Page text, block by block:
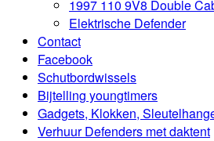
1997 110 9V8 Double
Elektrische Defender
Contact
Facebook
Schutbordwissels
Bijtelling youngtimers
Gadgets, Klokken,
Verhuur Defenders met daktent